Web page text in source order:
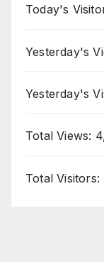
Today's
Yesterday's
Yesterday's
Total Views:
Total Visitors: